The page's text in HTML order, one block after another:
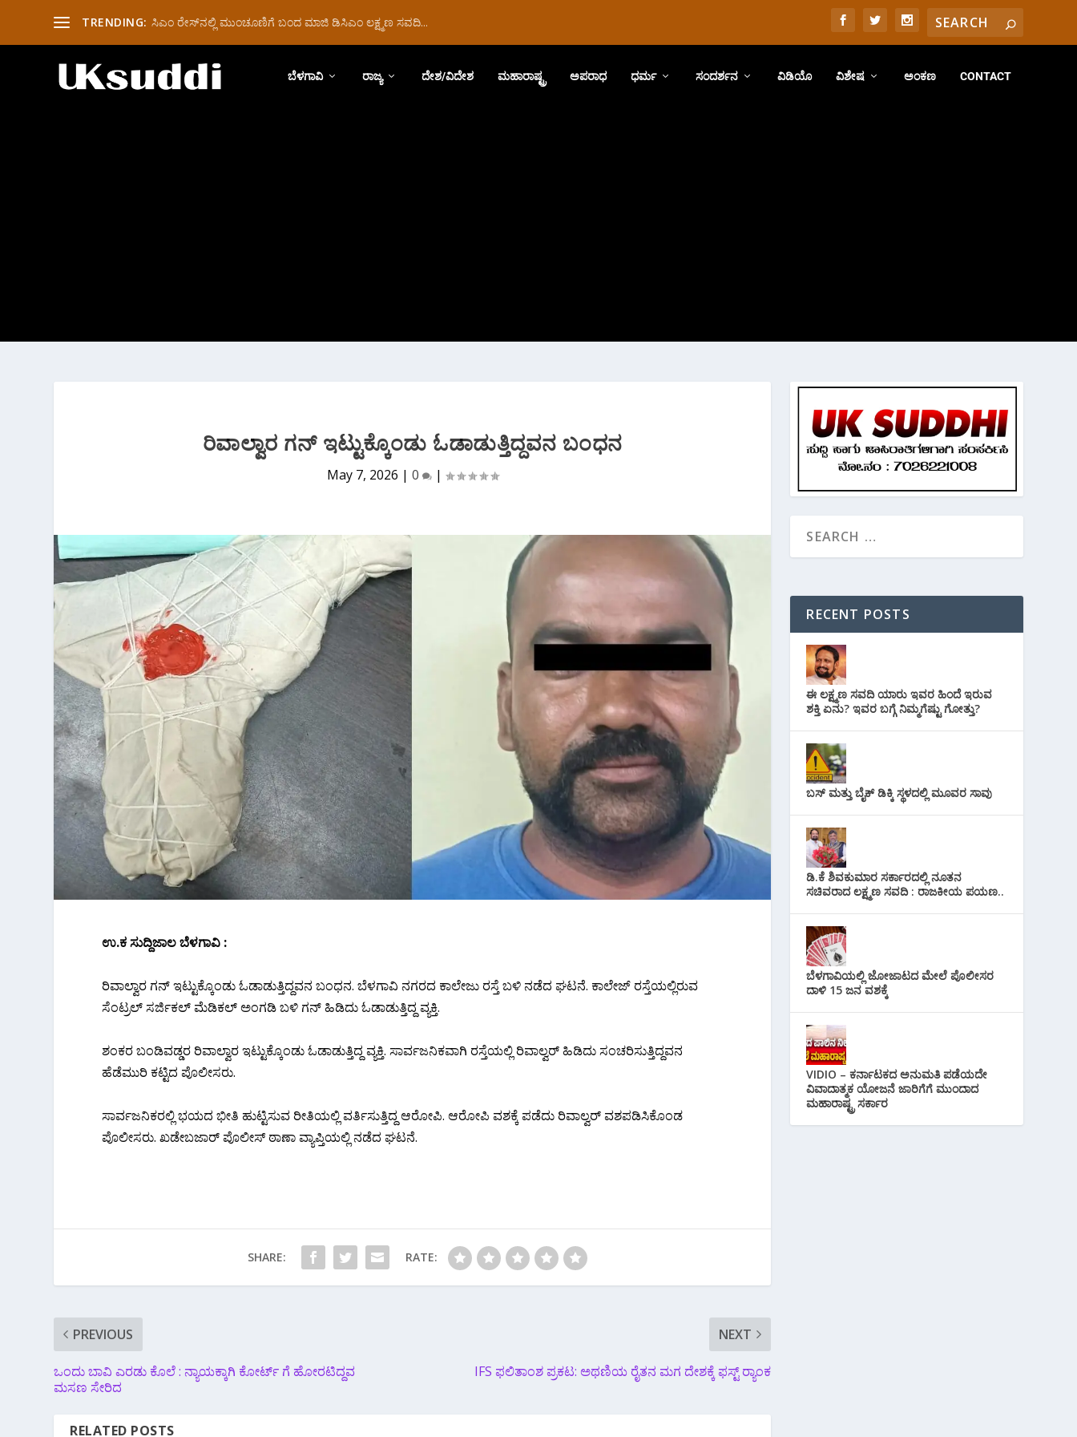
TRENDING: ಸಿಎಂ ರೇಸ್‌ನಲ್ಲಿ ಮುಂಚೂಣಿಗೆ ಬಂದ ಮಾಜಿ ಡಿಸಿಎಂ ಲಕ್ಷ್ಮಣ ಸವದಿ...
ಬೆಳಗಾವಿ ರಾಜ್ಯ ದೇಶ/ವಿದೇಶ ಮಹಾರಾಷ್ಟ್ರ ಅಪರಾಧ ಧರ್ಮ ಸಂದರ್ಶನ ವಿಡಿಯೊ ವಿಶೇಷ ಅಂಕಣ CONTACT
ರಿವಾಲ್ವಾರ ಗನ್ ಇಟ್ಟುಕ್ಕೊಂಡು ಓಡಾಡುತ್ತಿದ್ದವನ ಬಂಧನ
May 7, 2026 | 0 |
ಉ.ಕ ಸುದ್ದಿಜಾಲ ಬೆಳಗಾವಿ :
ರಿವಾಲ್ವಾರ ಗನ್ ಇಟ್ಟುಕ್ಕೊಂಡು ಓಡಾಡುತ್ತಿದ್ದವನ ಬಂಧನ. ಬೆಳಗಾವಿ ನಗರದ ಕಾಲೇಜು ರಸ್ತೆ ಬಳಿ ನಡೆದ ಘಟನೆ.‌ ಕಾಲೇಜ್ ರಸ್ತೆಯಲ್ಲಿರುವ
ಸೆಂಟ್ರಲ್ ಸರ್ಜಿಕಲ್ ಮೆಡಿಕಲ್ ಅಂಗಡಿ ಬಳಿ ಗನ್ ಹಿಡಿದು ಓಡಾಡುತ್ತಿದ್ದ ವ್ಯಕ್ತಿ.
ಶಂಕರ ಬಂಡಿವಡ್ಡರ ರಿವಾಲ್ವಾರ ಇಟ್ಟುಕ್ಕೊಂಡು ಓಡಾಡುತ್ತಿದ್ದ ವ್ಯಕ್ತಿ. ಸಾರ್ವಜನಿಕವಾಗಿ ರಸ್ತೆಯಲ್ಲಿ ರಿವಾಲ್ವ‌ರ್ ಹಿಡಿದು ಸಂಚರಿಸುತ್ತಿದ್ದವನ
ಹೆಡೆಮುರಿ ಕಟ್ಟಿದ ಪೊಲೀಸರು.
ಸಾರ್ವಜನಿಕರಲ್ಲಿ ಭಯದ ಭೀತಿ ಹುಟ್ಟಿಸುವ ರೀತಿಯಲ್ಲಿ ವರ್ತಿಸುತ್ತಿದ್ದ ಆರೋಪಿ. ಆರೋಪಿ ವಶಕ್ಕೆ ಪಡೆದು ರಿವಾಲ್ವ‌ರ್ ವಶಪಡಿಸಿಕೊಂಡ
ಪೊಲೀಸರು. ಖಡೇಬಜಾರ್ ಪೊಲೀಸ್ ಠಾಣಾ ವ್ಯಾಪ್ತಿಯಲ್ಲಿ ನಡೆದ ಘಟನೆ.
SHARE: RATE:
PREVIOUS
ಒಂದು ಬಾವಿ ಎರಡು ಕೊಲೆ : ನ್ಯಾಯಕ್ಕಾಗಿ ಕೋರ್ಟ್ ಗೆ ಹೋರಟಿದ್ದವ
ಮಸಣ ಸೇರಿದ
NEXT
IFS ಫಲಿತಾಂಶ ಪ್ರಕಟ: ಅಥಣಿಯ ರೈತನ ಮಗ ದೇಶಕ್ಕೆ ಫಸ್ಟ್ ರ‍್ಯಾಂಕ
RELATED POSTS
RECENT POSTS
ಈ ಲಕ್ಷ್ಮಣ ಸವದಿ ಯಾರು ಇವರ ಹಿಂದೆ ಇರುವ
ಶಕ್ತಿ ಏನು? ಇವರ ಬಗ್ಗೆ ನಿಮ್ಮಗೆಷ್ಟು ಗೋತ್ತು?
ಬಸ್ ಮತ್ತು ಬೈಕ್ ಡಿಕ್ಕಿ ಸ್ಥಳದಲ್ಲಿ ಮೂವರ ಸಾವು
ಡಿ.ಕೆ ಶಿವಕುಮಾರ ಸರ್ಕಾರದಲ್ಲಿ ನೂತನ
ಸಚಿವರಾದ ಲಕ್ಷ್ಮಣ ಸವದಿ : ರಾಜಕೀಯ ಪಯಣ..
ಬೆಳಗಾವಿಯಲ್ಲಿ ಜೋಜಾಟದ ಮೇಲೆ ಪೊಲೀಸರ
ದಾಳಿ 15 ಜನ ವಶಕ್ಕೆ
VIDIO – ಕರ್ನಾಟಕದ ಅನುಮತಿ ಪಡೆಯದೇ
ವಿವಾದಾತ್ಮಕ ಯೋಜನೆ ಜಾರಿಗೆಗೆ ಮುಂದಾದ
ಮಹಾರಾಷ್ಟ್ರ ಸರ್ಕಾರ